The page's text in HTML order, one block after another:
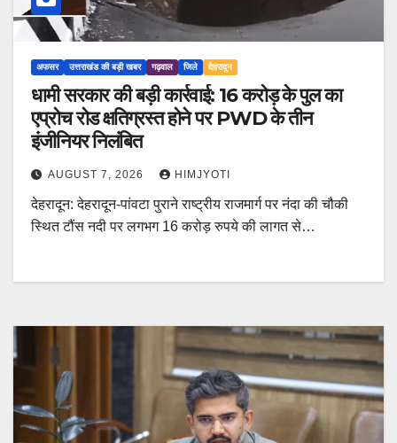
अफसर उत्तराखंड की बड़ी खबर गढ़वाल जिले देहरादून
धामी सरकार की बड़ी कार्रवाई: 16 करोड़ के पुल का
एप्रोच रोड क्षतिग्रस्त होने पर PWD के तीन
इंजीनियर निलंबित
AUGUST 7, 2026 HIMJYOTI
देहरादून: देहरादून-पांवटा पुराने राष्ट्रीय राजमार्ग पर नंदा की चौकी
स्थित टौंस नदी पर लगभग 16 करोड़ रुपये की लागत से…